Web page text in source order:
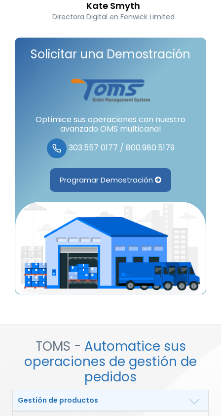
Kate Smyth
Directora Digital en Fenwick Limited
Solicitar una Demostración
Optimice sus operaciones con nuestro
avanzado OMS multicanal
303.557 0177 / 800.980.5179
Programar Demostración
TOMS - Automatice sus
operaciones de gestión de
pedidos
Gestión de productos